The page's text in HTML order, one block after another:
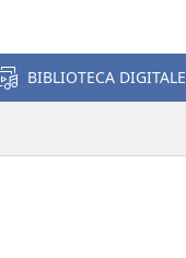
BIBLIOTECA DIGITALE